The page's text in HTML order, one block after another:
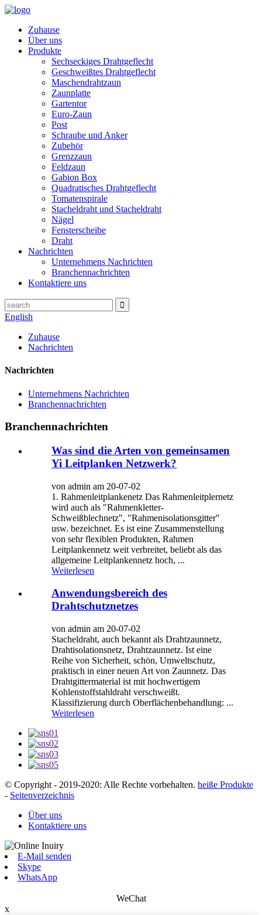
Zuhause
Über uns
Produkte
Sechseckiges Drahtgeflecht
Geschweißtes Drahtgeflecht
Maschendrahtzaun
Zaunplatte
Gartentor
Euro-Zaun
Post
Schraube und Anker
Zubehör
Grenzzaun
Feldzaun
Gabion Box
Quadratisches Drahtgeflecht
Tomatenspirale
Stacheldraht und Stacheldraht
Nägel
Fensterscheibe
Draht
Nachrichten
Unternehmens Nachrichten
Branchennachrichten
Kontaktiere uns
English
Zuhause
Nachrichten
Nachrichten
Unternehmens Nachrichten
Branchennachrichten
Branchennachrichten
Was sind die Arten von gemeinsamen
Yi Leitplanken Netzwerk?
von admin am 20-07-02
1. Rahmenleitplankenetz Das Rahmenleitplernetz
wird auch als "Rahmenkletter-
Schweißblechnetz", "Rahmenisolationsgitter"
usw. bezeichnet. Es ist eine Zusammenstellung
von sehr flexiblen Produkten, Rahmen
Leitplankennetz weit verbreitet, beliebt als das
allgemeine Leitplankennetz hoch, ...
Weiterlesen
Anwendungsbereich des
Drahtschutznetzes
von admin am 20-07-02
Stacheldraht, auch bekannt als Drahtzaunnetz,
Drahtisolationsnetz, Drahtzaunnetz. Ist eine
Reihe von Sicherheit, schön, Umweltschutz,
praktisch in einer neuen Art von Zaunnetz. Das
Drahtgittermaterial ist mit hochwertigem
Kohlenstoffstahldraht verschweißt.
Klassifizierung durch Oberflächenbehandlung: ...
Weiterlesen
© Copyright - 2019-2020: Alle Rechte vorbehalten. heiße Produkte
- Seitenverzeichnis
Über uns
Kontaktiere uns
E-Mail senden
Skype
WhatsApp
WeChat
x